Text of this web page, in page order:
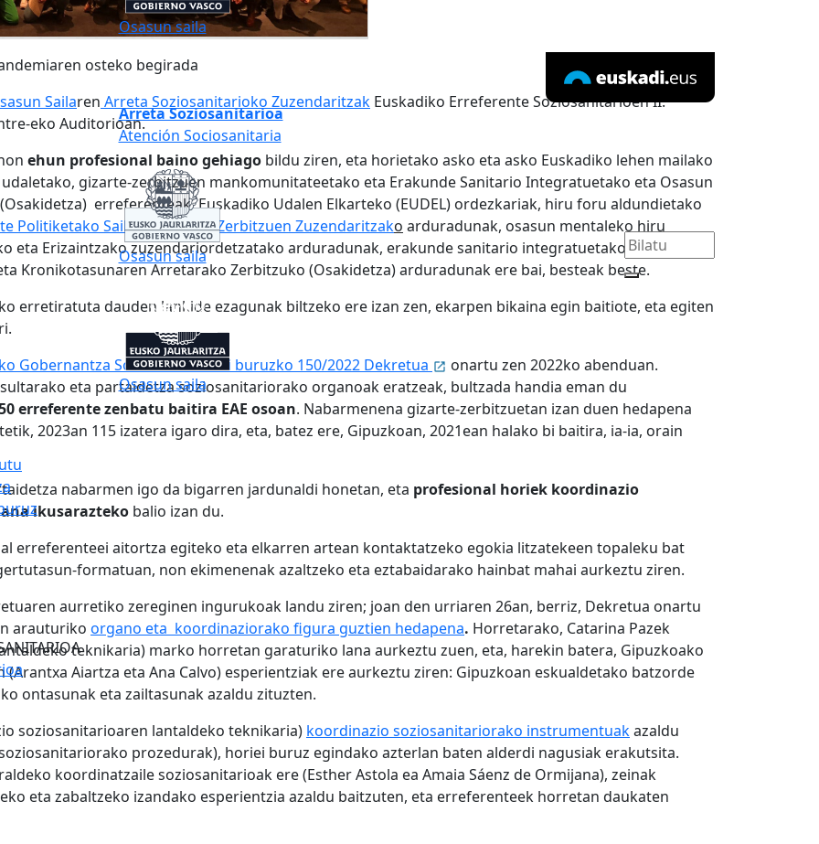
Osasun saila
Arreta Soziosanitarioa
Atención Sociosanitaria
Osasun saila
Osasun saila
osteko begirada
Sailaren Arreta Soziosanitarioko Zuzendaritzak Euskadiko Erreferente Soziosanitarioen II.
eko Auditorioan.
ehun profesional baino gehiago bildu ziren, eta horietako asko eta asko Euskadiko lehen mailako
gizarte-zerbitzuen mankomunitateetako eta Erakunde Sanitario Integratuetako eta Osasun
erreferenteak, Euskadiko Udalen Elkarteko (EUDEL) ordezkariak, hiru foru aldundietako
Politiketako Sailaren Gizarte Zerbitzuen Zuzendaritzako arduradunak, osasun mentaleko hiru
eta Erizaintzako zuzendariordetzatako arduradunak, erakunde sanitario integratuetako arreta
Kronikotasunaren Arretarako Zerbitzuko (Osakidetza) arduradunak ere bai, besteak beste.
erretiratuta dauden lankide ezagunak biltzeko ere izan zen, ekarpen bikaina egin baitiote, eta egiten
Gobernantza Soziosanitarioari buruzko 150/2022 Dekretua
onartu zen 2022ko abenduan.
eta partaidetza soziosanitariorako organoak eratzeak, bultzada handia eman du
erreferente zenbatu baitira EAE osoan. Nabarmenena gizarte-zerbitzuetan izan duen hedapena
2023an 115 izatera igaro dira, eta, batez ere, Gipuzkoan, 2021ean halako bi baitira, ia-ia, orain
nabarmen igo da bigarren jardunaldi honetan, eta profesional horiek koordinazio
ikusarazteko balio izan du.
erreferenteei aitortza egiteko eta elkarren artean kontaktatzeko egokia litzatekeen topaleku bat
formatuan, non ekimenenak azaltzeko eta eztabaidarako hainbat mahai aurkeztu ziren.
aurretiko zereginen ingurukoak landu ziren; joan den urriaren 26an, berriz, Dekretua onartu
arauturiko organo eta koordinaziorako figura guztien hedapena. Horretarako, Catarina Pazek
teknikaria) marko horretan garaturiko lana aurkeztu zuen, eta, harekin batera, Gipuzkoako
Aiartza eta Ana Calvo) esperientziak ere aurkeztu ziren: Gipuzkoan eskualdetako batzorde
ontasunak eta zailtasunak azaldu zituzten.
soziosanitarioaren lantaldeko teknikaria) koordinazio soziosanitariorako instrumentuakazaldu
prozedurak), horiei buruz egindako azterlan baten alderdi nagusiak erakutsita.
koordinatzaile soziosanitarioak ere (Esther Astola ea Amaia Sáenz de Ormijana), zeinak
eta zabaltzeko izandako esperientzia azaldu baitzuten, eta erreferenteek horretan daukaten